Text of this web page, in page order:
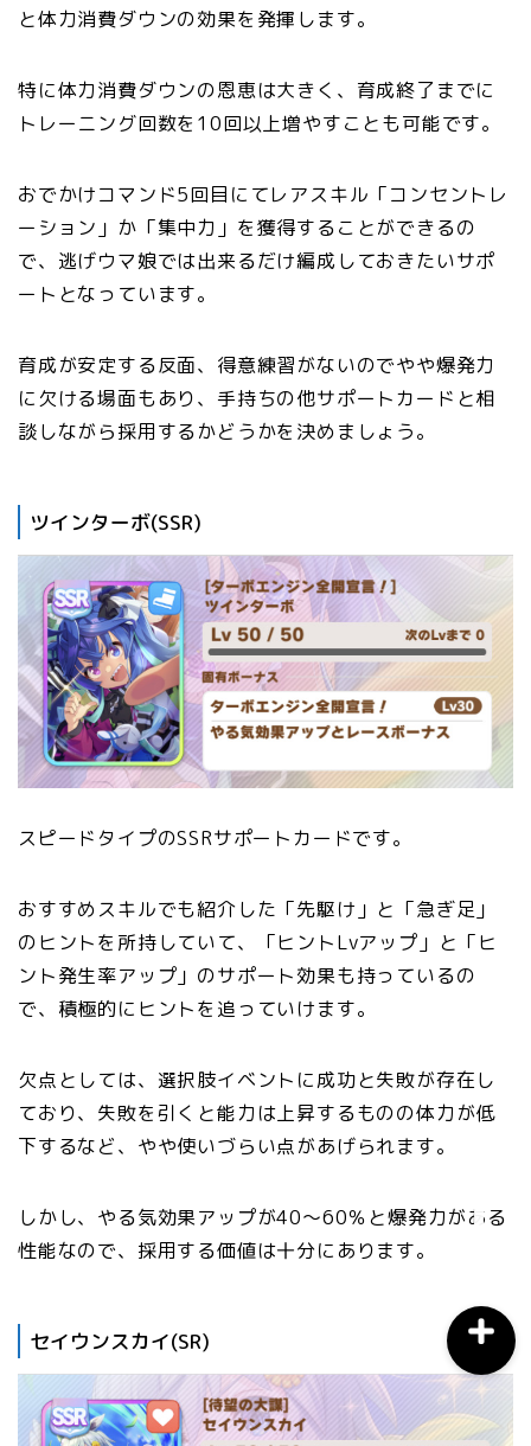
と体力消費ダウンの効果を発揮します。
特に体力消費ダウンの恩恵は大きく、育成終了までに
トレーニング回数を10回以上増やすことも可能です。
おでかけコマンド5回目にてレアスキル「コンセントレ
ーション」か「集中力」を獲得することができるの
で、逃げウマ娘では出来るだけ編成しておきたいサポ
ートとなっています。
育成が安定する反面、得意練習がないのでやや爆発力
に欠ける場面もあり、手持ちの他サポートカードと相
談しながら採用するかどうかを決めましょう。
ツインターボ(SSR)
スピードタイプのSSRサポートカードです。
おすすめスキルでも紹介した「先駆け」と「急ぎ足」
のヒントを所持していて、「ヒントLvアップ」と「ヒ
ント発生率アップ」のサポート効果も持っているの
で、積極的にヒントを追っていけます。
欠点としては、選択肢イベントに成功と失敗が存在し
ており、失敗を引くと能力は上昇するものの体力が低
下するなど、やや使いづらい点があげられます。
しかし、やる気効果アップが40〜60％と爆発力がある
性能なので、採用する価値は十分にあります。
セイウンスカイ(SR)
おすすめスマホアプリ
月間おすすめ
ウマ娘育成